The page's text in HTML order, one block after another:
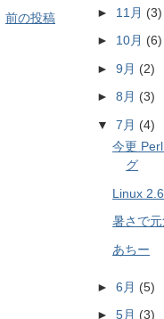
前の投稿
► 11月 (3)
► 10月 (6)
► 9月 (2)
► 8月 (3)
▼ 7月 (4)
今更
グ
Linux
暑さで
あちー
► 6月 (5)
► 5月 (3)